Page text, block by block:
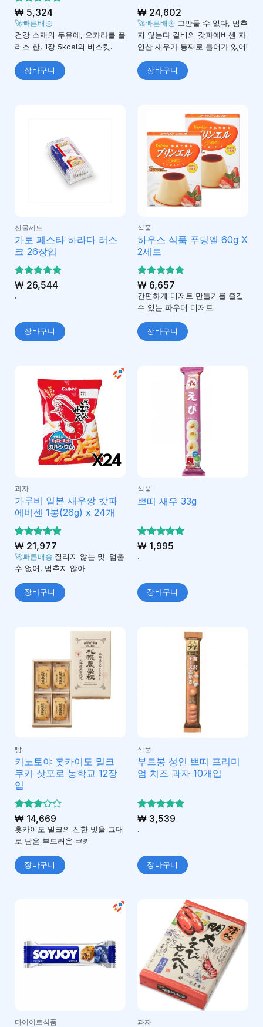
5 중에서
5로 평가
됨
₩5,324
🚀빠른배송
건강 소재의 두유에, 오카라를 플
러스 한, 1장 5kcal의 비스킷.
장바구니
₩24,602
🚀빠른배송 그만둘 수 없다, 멈추
지 않는다 갈비의 갓파에비센 자
연산 새우가 통째로 들어가 있어!
장바구니
선물세트
가토 페스타 하라다 러스
크 26장입
5 중에서
로 평가
₩26,544
.
장바구니
식품
하우스 식품 푸딩엘 60g X
2세트
5 중에서
5로 평가
됨
₩6,657
간편하게 디저트 만들기를 즐길
수 있는 파우더 디저트.
장바구니
과자
가루비 일본 새우깡 캇파
에비센 1봉(26g) x 24개
5 중에서
4.75로 평
가됨
₩21,977
🚀빠른배송 질리지 않는 맛. 멈출
수 없어, 멈추지 않아
장바구니
식품
쁘띠 새우 33g
5 중에서
로 평가
₩1,995
.
장바구니
빵
키노토야 홋카이도 밀크
쿠키 삿포로 농학교 12장
입
5 중에
서3
로 평
가됨
₩14,669
홋카이도 밀크의 진한 맛을 그대
로 담은 부드러운 쿠키
장바구니
식품
부르봉 성인 쁘띠 프리미
엄 치즈 과자 10개입
5 중에서
로 평가
₩3,539
.
장바구니
다이어트식품 과자